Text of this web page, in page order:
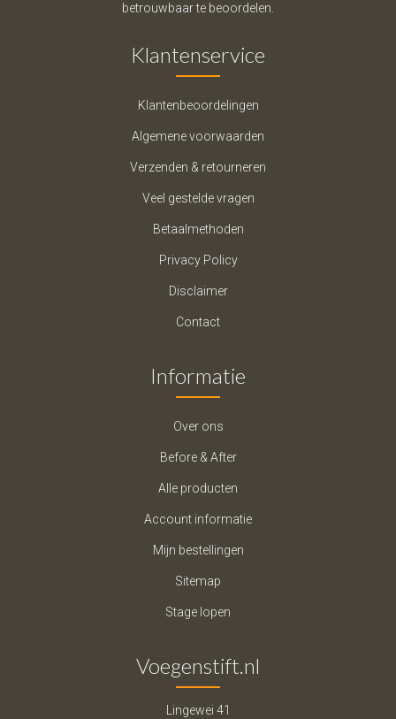
betrouwbaar te beoordelen.
Klantenservice
Klantenbeoordelingen
Algemene voorwaarden
Verzenden & retourneren
Veel gestelde vragen
Betaalmethoden
Privacy Policy
Disclaimer
Contact
Informatie
Over ons
Before & After
Alle producten
Account informatie
Mijn bestellingen
Sitemap
Stage lopen
Voegenstift.nl
Lingewei 41